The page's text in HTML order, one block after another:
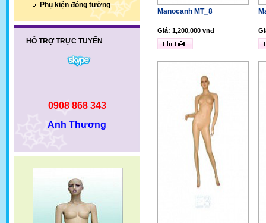
Phụ kiện đóng tường
HỖ TRỢ TRỰC TUYẾN
0908 868 343
Anh Thương
Manocanh MT_8
Giá: 1,200,000 vnđ